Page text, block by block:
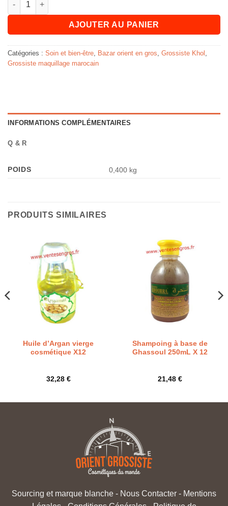
AJOUTER AU PANIER
Catégories : Soin et bien-être Bazar orient en gros Grossiste Khol
Grossiste maquillage marocain
INFORMATIONS COMPLÉMENTAIRES
Q & R
POIDS 0,400 kg
PRODUITS SIMILAIRES
Huile d’Argan vierge
cosmétique X12
32,28 €
Shampoing à base de
Ghassoul 250mL X 12
21,48 €
Sourcing et marque blanche - Nous Contacter - Mentions